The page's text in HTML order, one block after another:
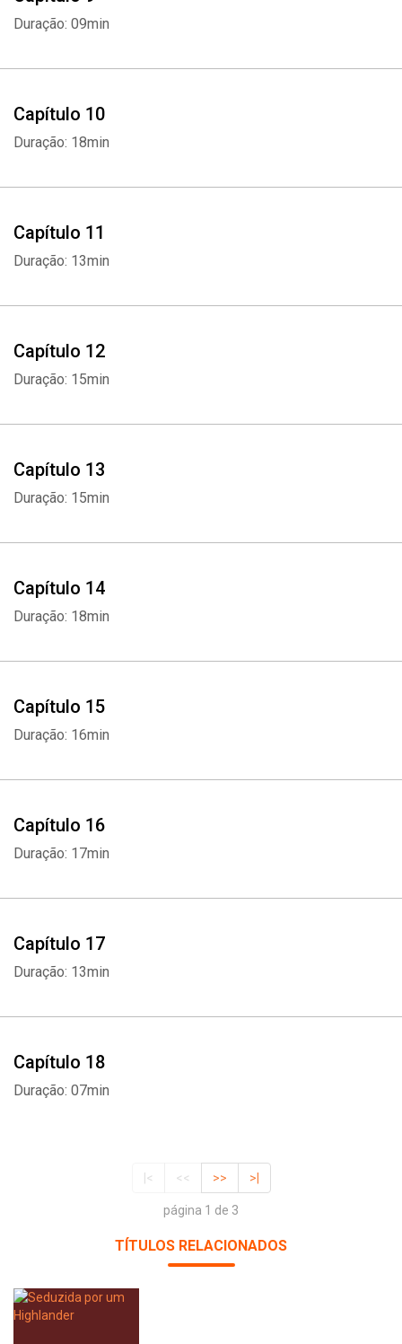
Duração: 09min
Capítulo 10
Duração: 18min
Capítulo 11
Duração: 13min
Capítulo 12
Duração: 15min
Capítulo 13
Duração: 15min
Capítulo 14
Duração: 18min
Capítulo 15
Duração: 16min
Capítulo 16
Duração: 17min
Capítulo 17
Duração: 13min
Capítulo 18
Duração: 07min
|< << >> >|
página 1 de 3
TÍTULOS RELACIONADOS